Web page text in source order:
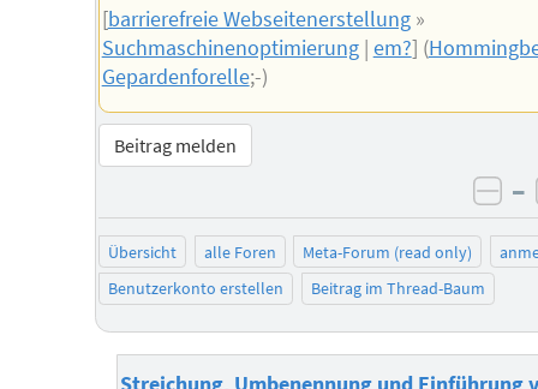
[barrierefreie Webseitenerstellung»
Suchmaschinenoptimierung| em?] (
Gepardenforelle;-)
Beitrag melden
–
Übersicht alle Foren Meta-Forum (read only)
Benutzerkonto erstellen
Beitrag im Thread-Baum